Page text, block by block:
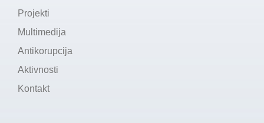
Projekti
Multimedija
Antikorupcija
Aktivnosti
Kontakt